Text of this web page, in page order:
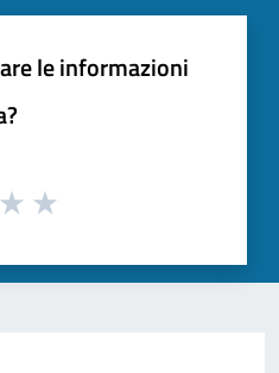
le informazioni